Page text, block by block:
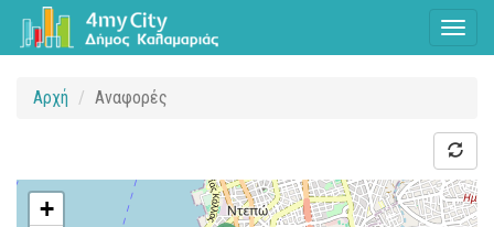
Αρχή Αναφορές
+